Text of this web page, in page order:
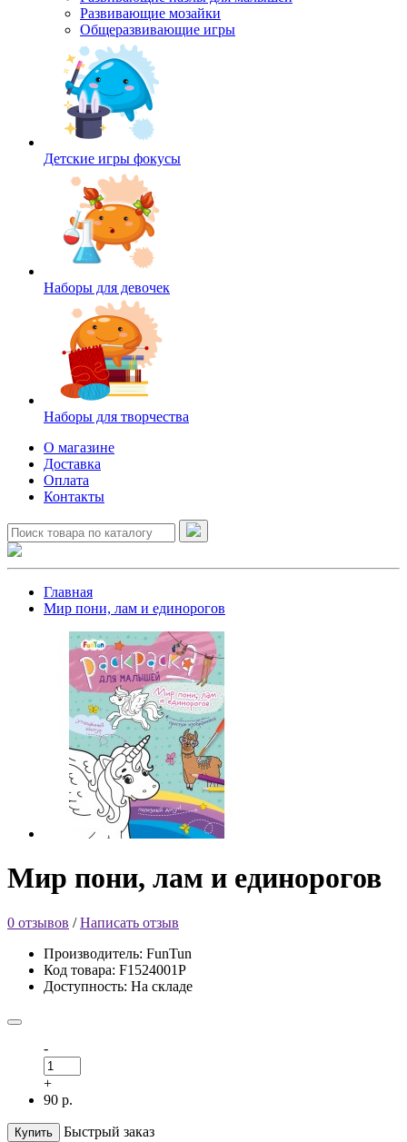
Развивающие мозайки
Общеразвивающие игры
Детские игры фокусы
Наборы для девочек
Наборы для творчества
О магазине
Доставка
Оплата
Контакты
Главная
Мир пони, лам и единорогов
Мир пони, лам и единорогов
0 отзывов /Написать отзыв
Производитель: FunTun
Код товара: F1524001Р
Доступность: На складе
-
+
90 р.
Купить Быстрый заказ